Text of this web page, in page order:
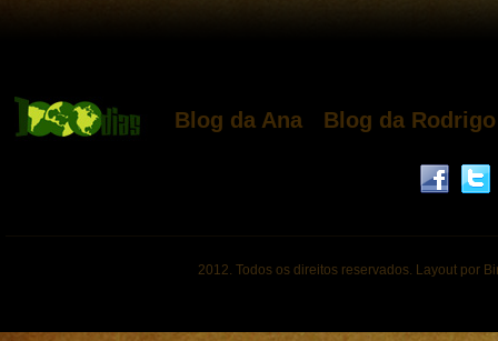
Blog da Ana Blog da Rodrigo
2012. Todos os direitos reservados. Layout por